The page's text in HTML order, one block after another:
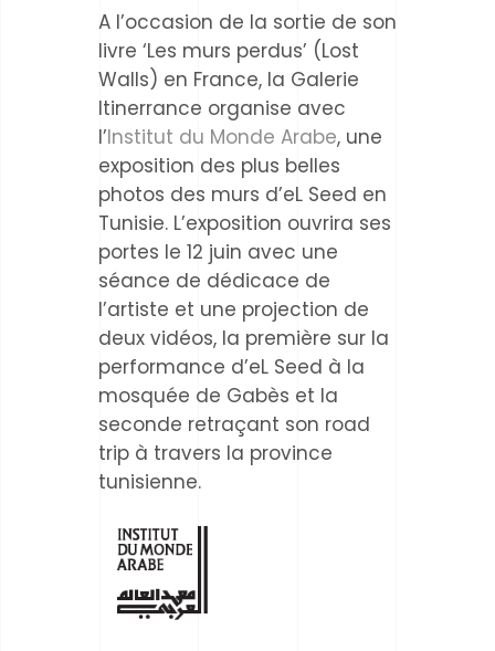
A l’occasion de la sortie de son
livre ‘Les murs perdus’ (Lost
Walls) en France, la Galerie
Itinerrance organise avec
l’Institut du Monde Arabe, une
exposition des plus belles
photos des murs d’eL Seed en
Tunisie. L’exposition ouvrira ses
portes le 12 juin avec une
séance de dédicace de
l’artiste et une projection de
deux vidéos, la première sur la
performance d’eL Seed à la
mosquée de Gabès et la
seconde retraçant son road
trip à travers la province
tunisienne.